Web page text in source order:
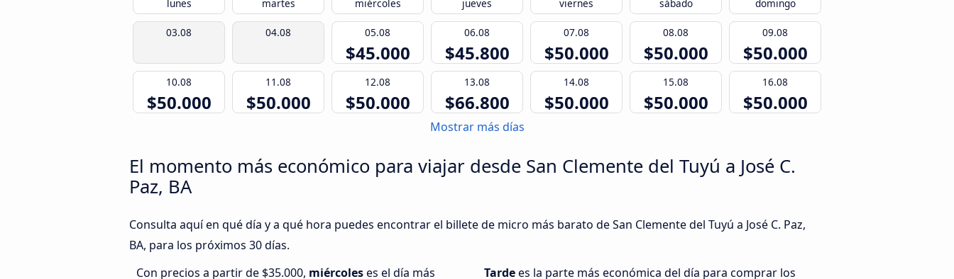
lunes martes miércoles jueves viernes sábado domingo
03.08 04.08 05.08
$45.000
06.08
$45.800
07.08
$50.000
08.08
$50.000
09.08
$50.000
10.08
$50.000
11.08
$50.000
12.08
$50.000
13.08
$66.800
14.08
$50.000
15.08
$50.000
16.08
$50.000
Mostrar más días
El momento más económico para viajar desde San Clemente del Tuyú a José C.
Paz, BA
Consulta aquí en qué día y a qué hora puedes encontrar el billete de micro más barato de San Clemente del Tuyú a José C. Paz,
BA, para los próximos 30 días.
Con precios a partir de $35.000, miércoleses el día más Tardees la parte más económica del día para comprar los